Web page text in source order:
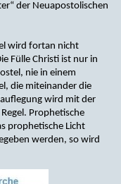
der Neuapostolischen
wird fortan nicht
Fülle Christi ist nur in
nie in einem
die miteinander die
wird mit der
Prophetische
prophetische Licht
werden, so wird